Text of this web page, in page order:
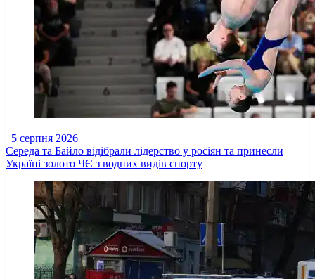
5 серпня 2026
Середа та Байло відібрали лідерство у росіян та принесли
Україні золото ЧЄ з водних видів спорту